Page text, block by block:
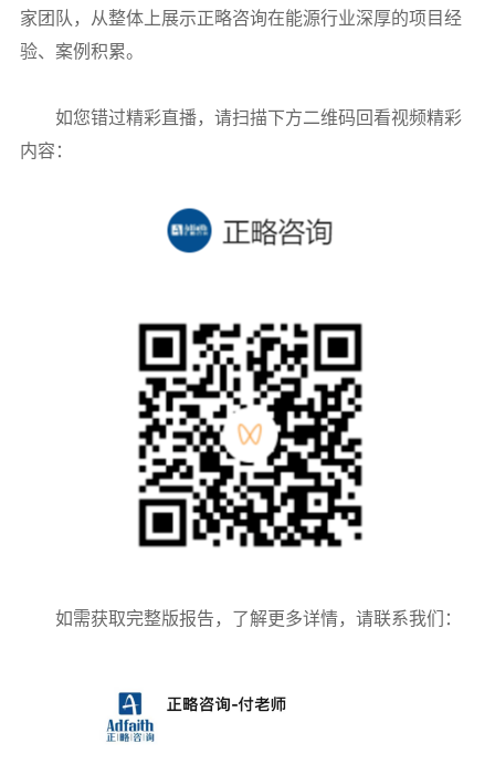
家团队，从整体上展示正略咨询在能源行业深厚的项目经
验、案例积累。
如您错过精彩直播，请扫描下方二维码回看视频精彩
内容：
如需获取完整版报告，了解更多详情，请联系我们：